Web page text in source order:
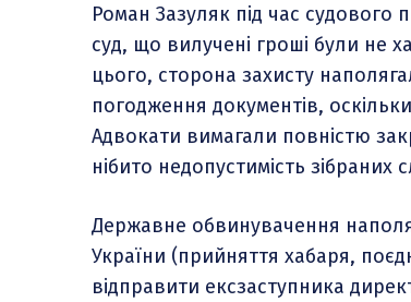
Роман Зазуляк під час
суд, що вилучені гроші були не
цього, сторона захисту
погодження документів,
Адвокати вимагали повністю
нібито недопустимість зібраних
Державне обвинувачення
України (прийняття хабаря,
відправити ексзаступника